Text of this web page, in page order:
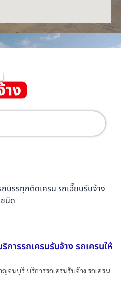
ถบรรทุกติดเครน รถเฮี๊ยบรับจ้าง
นิด
ารรถเครนรับจ้าง รถเครนให้
ญจนบุรี บริการรถเครนรับจ้าง รถเครน